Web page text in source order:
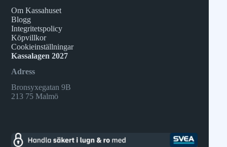
Om Kassahuset
Blogg
Integritetspolicy
Köpvillkor
Cookieinställningar
Kassalagen 2027
Adress
Bronsyxegatan 9B
213 75 Malmö